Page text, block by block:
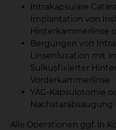
Intrakapsuläre
Implantation von
Hinterkammerlinse
Bergungen von
Linsenluxation mit
Sulkusfixierter
Vorderkammerlinse
YAG-Kapsulotomie
Nachstarabsaugung
Alle Operationen ggf. in